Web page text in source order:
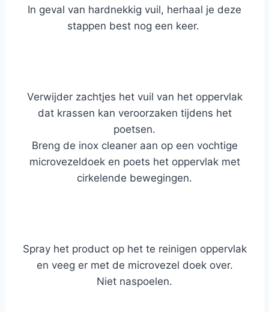
In geval van hardnekkig vuil, herhaal je deze
stappen best nog een keer.
Verwijder zachtjes het vuil van het oppervlak
dat krassen kan veroorzaken tijdens het
poetsen.
Breng de inox cleaner aan op een vochtige
microvezeldoek en poets het oppervlak met
cirkelende bewegingen.
Spray het product op het te reinigen oppervlak
en veeg er met de microvezel doek over.
Niet naspoelen.